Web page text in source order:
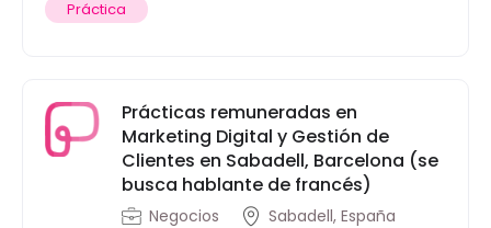
Práctica
Prácticas remuneradas en
Marketing Digital y Gestión de
Clientes en Sabadell, Barcelona (se
busca hablante de francés)
Negocios Sabadell, España